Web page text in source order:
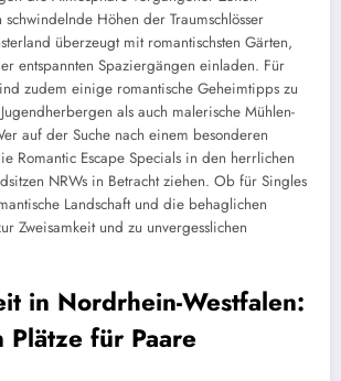
Höhen der Traumschlösser
überzeugt mit romantischsten Gärten,
entspannten Spaziergängen einladen. Für
zudem einige romantische Geheimtipps zu
als auch malerische Mühlen-
auf der Suche nach einem besonderen
Romantic Escape Specials in den herrlichen
NRWs in Betracht ziehen. Ob für Singles
Landschaft und die behaglichen
Zweisamkeit und zu unvergesslichen
in Nordrhein-Westfalen:
Plätze für Paare